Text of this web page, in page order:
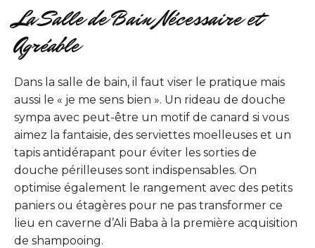
La Salle de Bain Nécessaire et
Agréable
Dans la salle de bain, il faut viser le pratique mais
aussi le « je me sens bien ». Un rideau de douche
sympa avec peut-être un motif de canard si vous
aimez la fantaisie, des serviettes moelleuses et un
tapis antidérapant pour éviter les sorties de
douche périlleuses sont indispensables. On
optimise également le rangement avec des petits
paniers ou étagères pour ne pas transformer ce
lieu en caverne d’Ali Baba à la première acquisition
de shampooing.